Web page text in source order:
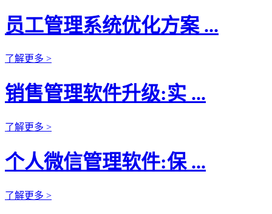
员工管理系统优化方案 ...
了解更多 >
销售管理软件升级:实 ...
了解更多 >
个人微信管理软件:保 ...
了解更多 >